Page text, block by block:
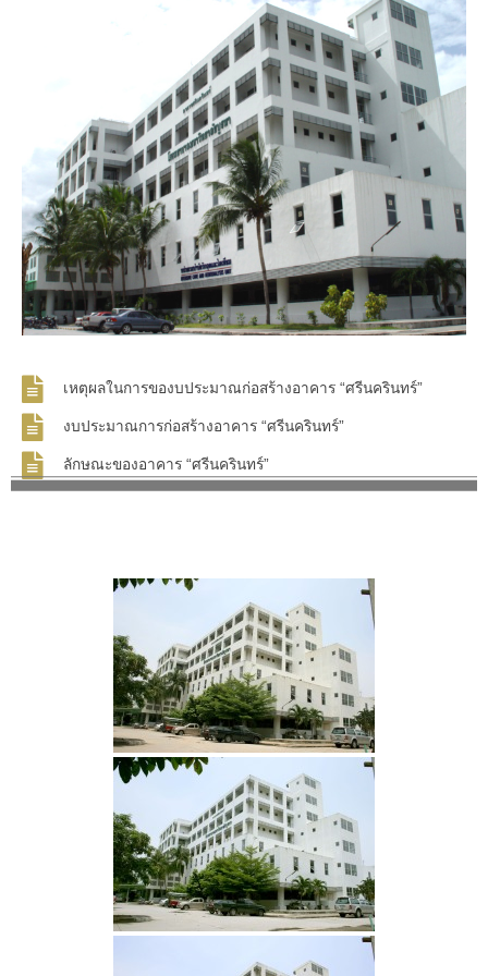
เหตุผลในการของบประมาณก่อสร้างอาคาร “ศรีนครินทร์”
งบประมาณการก่อสร้างอาคาร “ศรีนครินทร์”
ลักษณะของอาคาร “ศรีนครินทร์”